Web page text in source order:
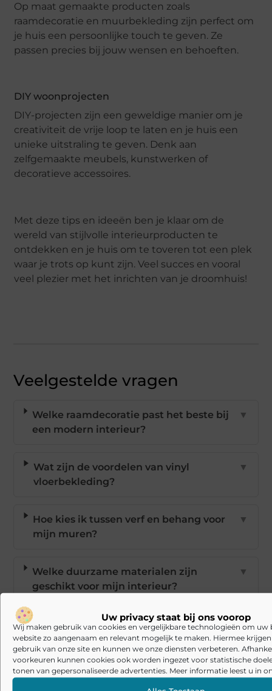
Uw privacy staat bij ons voorop
Wij maken gebruik van cookies en vergelijkbare technologieën om uw
website zo aangenaam en relevant mogelijk te maken. Hiermee
gebruik van onze site en kunnen we onze diensten verbeteren.
voorkeuren kunnen cookies ook worden ingezet voor statistische
tonen van gepersonaliseerde advertenties. Meer informatie leest u in
Op maat gemaakte producten zoals
raamdecoratie en muurbekleding zijn perfect om
je huis een persoonlijke touch te geven. Ze
passen precies bij jouw wensen en behoeften.
DIY woonprojecten
DIY-projecten zijn een geweldige manier om je
creativiteit de vrije loop te laten en je huis een
unieke uitstraling te geven. Denk aan
zelfgemaakte meubels, kunstwerken of
decoratieve accessoires.
Met deze tips en ideeën ben je klaar om de
wereld van stijlvolle interieurproducten te
ontdekken en je huis om te toveren tot een plek
waar je trots op kunt zijn. Veel succes en vooral
veel plezier met het inrichten van je droomhuis!
Veelgestelde vragen
Welke raamdecoratie past het beste bij
een modern interieur?
▼
Wat zijn de voordelen van vinyl
vloerbekleding?
▼
Hoe kies ik tussen verf en behang voor
mijn muren?
▼
Welke duurzame materialen zijn
geschikt voor mijn interieur?
▼
Hoe maak ik mijn interieur
persoonlijker?
▼
Goed artikel? Deel hem dan op: